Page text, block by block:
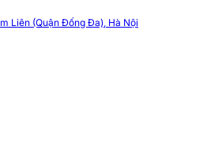
Liên (Quận Đống Đa), Hà Nội